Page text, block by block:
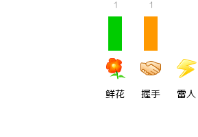
1
鲜花
1
握手 雷人